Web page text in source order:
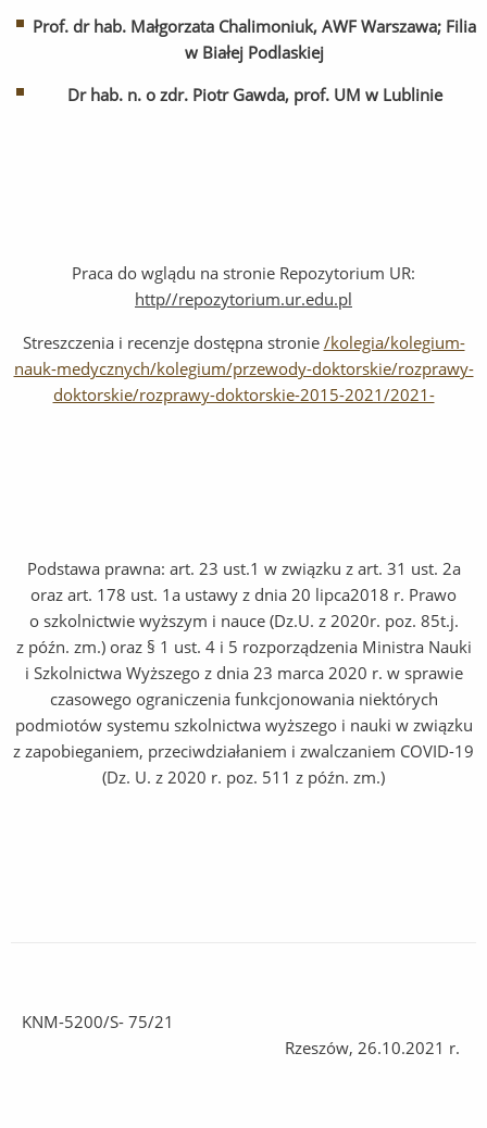
Prof. dr hab. Małgorzata Chalimoniuk, AWF Warszawa; Filia
w Białej Podlaskiej
Dr hab. n. o zdr. Piotr Gawda, prof. UM w Lublinie
Praca do wglądu na stronie Repozytorium UR:
http//repozytorium.ur.edu.pl
Streszczenia i recenzje dostępna stronie /kolegia/kolegium-
nauk-medycznych/kolegium/przewody-doktorskie/rozprawy-
doktorskie/rozprawy-doktorskie-2015-2021/2021-
Podstawa prawna: art. 23 ust.1 w związku z art. 31 ust. 2a
oraz art. 178 ust. 1a ustawy z dnia 20 lipca2018 r. Prawo
o szkolnictwie wyższym i nauce (Dz.U. z 2020r. poz. 85t.j.
z późn. zm.) oraz § 1 ust. 4 i 5 rozporządzenia Ministra Nauki
i Szkolnictwa Wyższego z dnia 23 marca 2020 r. w sprawie
czasowego ograniczenia funkcjonowania niektórych
podmiotów systemu szkolnictwa wyższego i nauki w związku
z zapobieganiem, przeciwdziałaniem i zwalczaniem COVID-19
(Dz. U. z 2020 r. poz. 511 z późn. zm.)
KNM-5200/S- 75/21
Rzeszów, 26.10.2021 r.